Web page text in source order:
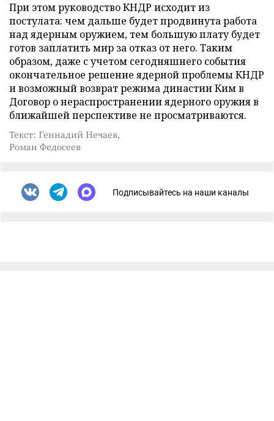
При этом руководство КНДР исходит из
постулата: чем дальше будет продвинута работа
над ядерным оружием, тем большую плату будет
готов заплатить мир за отказ от него. Таким
образом, даже с учетом сегодняшнего события
окончательное решение ядерной проблемы КНДР
и возможный возврат режима династии Ким в
Договор о нераспространении ядерного оружия в
ближайшей перспективе не просматриваются.
Текст: Геннадий Нечаев,
Роман Федосеев
Подписывайтесь на наши каналы